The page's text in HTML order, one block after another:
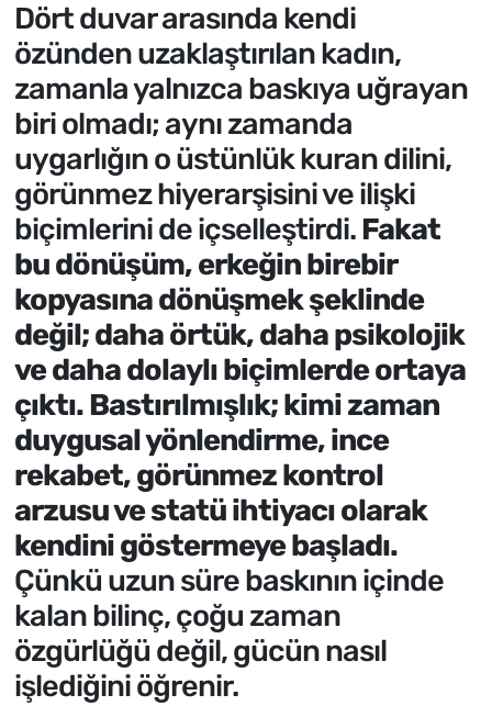
Dört duvar arasında kendi
özünden uzaklaştırılan kadın,
zamanla yalnızca baskıya uğrayan
biri olmadı; aynı zamanda
uygarlığın o üstünlük kuran dilini,
görünmez hiyerarşisini ve ilişki
biçimlerini de içselleştirdi.Fakat
bu dönüşüm, erkeğin birebir
kopyasına dönüşmek şeklinde
değil; daha örtük, daha psikolojik
ve daha dolaylı biçimlerde ortaya
çıktı. Bastırılmışlık; kimi zaman
duygusal yönlendirme, ince
rekabet, görünmez kontrol
arzusu ve statü ihtiyacı olarak
kendini göstermeye başladı.
Çünkü uzun süre baskının içinde
kalan bilinç, çoğu zaman
özgürlüğü değil, gücün nasıl
işlediğini öğrenir.